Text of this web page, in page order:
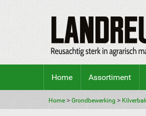
Home Assortiment
Home > Grondbewerking >